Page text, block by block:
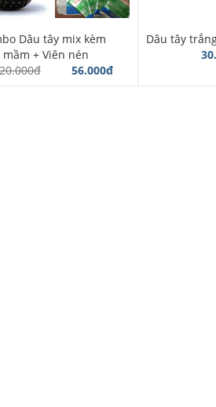
Dâu tây mix kèm
mầm + Viên nén
56.000đ
Dâu tây